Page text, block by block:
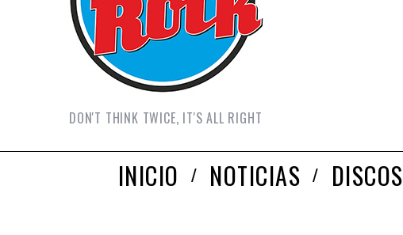
DON'T THINK TWICE, IT'S ALL RIGHT
INICIO NOTICIAS DISCOS